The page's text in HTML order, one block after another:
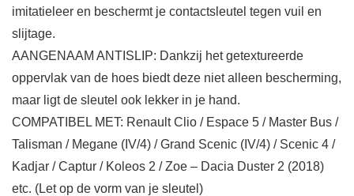
imitatieleer en beschermt je contactsleutel tegen vuil en
slijtage.
AANGENAAM ANTISLIP: Dankzij het getextureerde
oppervlak van de hoes biedt deze niet alleen bescherming,
maar ligt de sleutel ook lekker in je hand.
COMPATIBEL MET: Renault Clio / Espace 5 / Master Bus /
Talisman / Megane (IV/4) / Grand Scenic (IV/4) / Scenic 4 /
Kadjar / Captur / Koleos 2 / Zoe – Dacia Duster 2 (2018)
etc. (Let op de vorm van je sleutel)